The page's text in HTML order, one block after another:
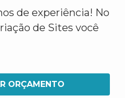
de experiência! No
de Sites você
ORÇAMENTO